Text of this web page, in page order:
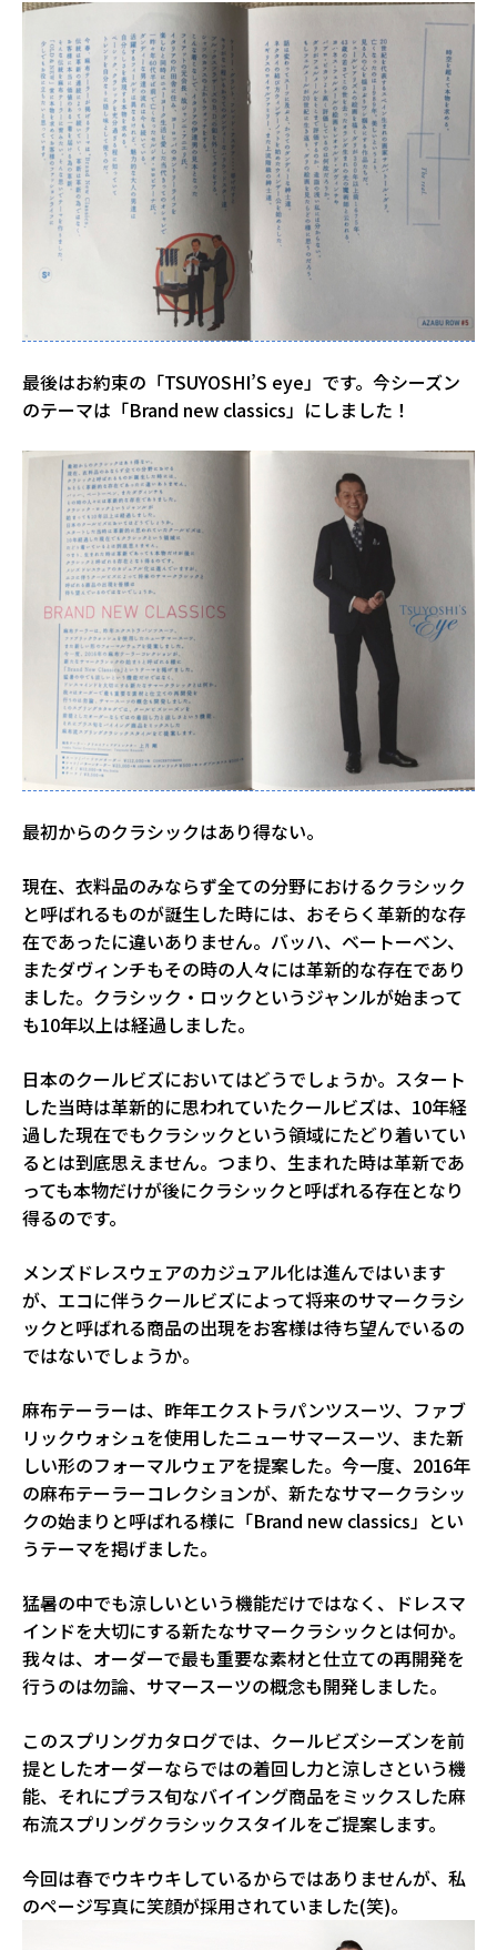
最後はお約束の「TSUYOSHI’S eye」です。今シーズン
のテーマは「Brand new classics」にしました！
最初からのクラシックはあり得ない。
現在、衣料品のみならず全ての分野におけるクラシック
と呼ばれるものが誕生した時には、おそらく革新的な存
在であったに違いありません。バッハ、ベートーベン、
またダヴィンチもその時の人々には革新的な存在であり
ました。クラシック・ロックというジャンルが始まって
も10年以上は経過しました。
日本のクールビズにおいてはどうでしょうか。スタート
した当時は革新的に思われていたクールビズは、10年経
過した現在でもクラシックという領域にたどり着いてい
るとは到底思えません。つまり、生まれた時は革新であ
っても本物だけが後にクラシックと呼ばれる存在となり
得るのです。
メンズドレスウェアのカジュアル化は進んではいます
が、エコに伴うクールビズによって将来のサマークラシ
ックと呼ばれる商品の出現をお客様は待ち望んでいるの
ではないでしょうか。
麻布テーラーは、昨年エクストラパンツスーツ、ファブ
リックウォシュを使用したニューサマースーツ、また新
しい形のフォーマルウェアを提案した。今一度、2016年
の麻布テーラーコレクションが、新たなサマークラシッ
クの始まりと呼ばれる様に「Brand new classics」とい
うテーマを掲げました。
猛暑の中でも涼しいという機能だけではなく、ドレスマ
インドを大切にする新たなサマークラシックとは何か。
我々は、オーダーで最も重要な素材と仕立ての再開発を
行うのは勿論、サマースーツの概念も開発しました。
このスプリングカタログでは、クールビズシーズンを前
提としたオーダーならではの着回し力と涼しさという機
能、それにプラス旬なバイイング商品をミックスした麻
布流スプリングクラシックスタイルをご提案します。
今回は春でウキウキしているからではありませんが、私
のページ写真に笑顔が採用されていました(笑)。